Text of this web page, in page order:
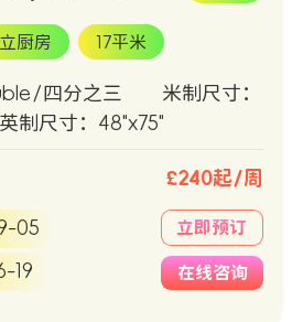
厨房 17平米
四分之三
米制尺寸：
英制尺寸：48"x75"
£240起/周
05
19
立即预订
在线咨询